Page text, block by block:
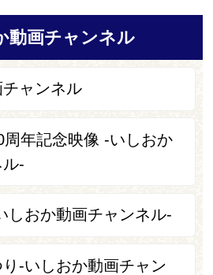
動画チャンネル
ャンネル
周年記念映像 -いしおか
-
しおか動画チャンネル-
-いしおか動画チャン